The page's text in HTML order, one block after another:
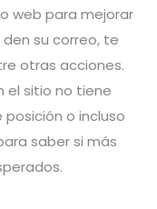
web para mejorar
su correo, te
otras acciones.
el sitio no tiene
o incluso
saber si más